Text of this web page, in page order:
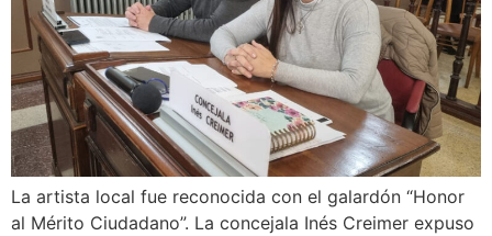
La artista local fue reconocida con el galardón “Honor
al Mérito Ciudadano”. La concejala Inés Creimer expuso